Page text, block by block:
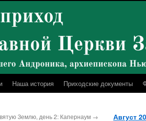
Наша история Приходские документы
Землю, день 2: Капернаум → Август